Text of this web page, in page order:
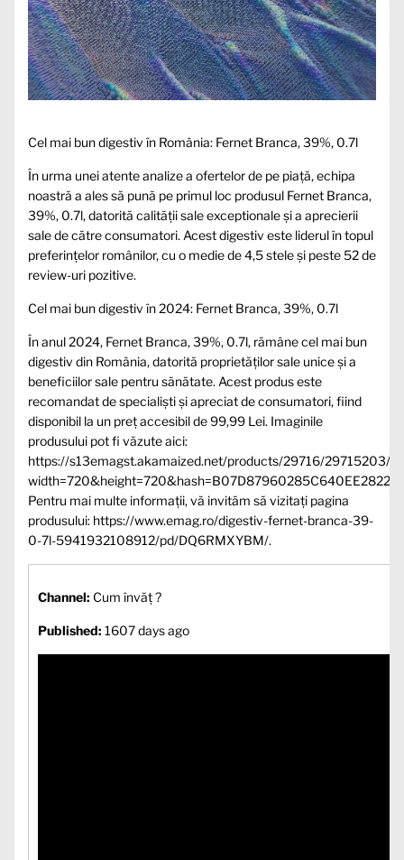
Cel mai bun digestiv în România: Fernet Branca, 39%, 0.7l
În urma unei atente analize a ofertelor de pe piață, echipa
noastră a ales să pună pe primul loc produsul Fernet Branca,
39%, 0.7l, datorită calității sale exceptionale și a aprecierii
sale de către consumatori. Acest digestiv este liderul în topul
preferințelor românilor, cu o medie de 4,5 stele și peste 52 de
review-uri pozitive.
Cel mai bun digestiv în 2024: Fernet Branca, 39%, 0.7l
În anul 2024, Fernet Branca, 39%, 0.7l, rămâne cel mai bun
digestiv din România, datorită proprietăților sale unice și a
beneficiilor sale pentru sănătate. Acest produs este
recomandat de specialiști și apreciat de consumatori, fiind
disponibil la un preț accesibil de 99,99 Lei. Imaginile
produsului pot fi văzute aici:
https://s13emagst.akamaized.net/products/29716/29715203/
Pentru mai multe informații, vă invităm să vizitați pagina
produsului: https://www.emag.ro/digestiv-fernet-branca-39-
0-7l-5941932108912/pd/DQ6RMXYBM/.
Channel: Cum învăț ?
Published: 1607 days ago